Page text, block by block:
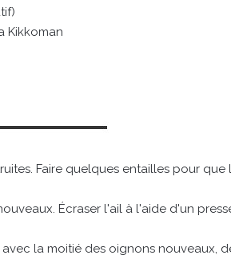
Kikkoman
Faire quelques entailles pour
Écraser l'ail à l'aide d'un
la moitié des oignons nouveaux,